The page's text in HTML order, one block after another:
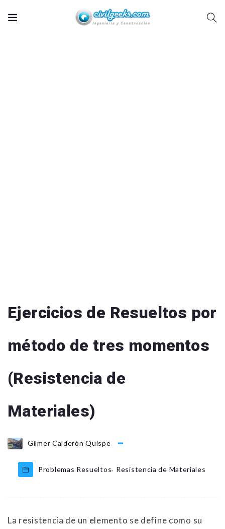
Ejercicios de Resueltos por
método de tres momentos
(Resistencia de
Materiales)
Gilmer Calderón Quispe
Problemas Resueltos, Resistencia de Materiales
La resistencia de un elemento se define como su